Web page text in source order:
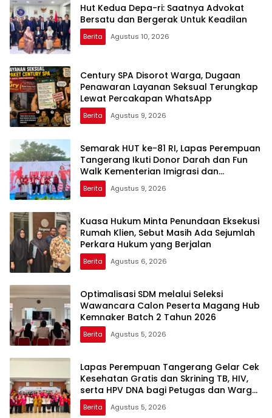
Hut Kedua Depa-ri: Saatnya Advokat
Bersatu dan Bergerak Untuk Keadilan
Berita Agustus 10, 2026
Century SPA Disorot Warga, Dugaan
Penawaran Layanan Seksual Terungkap
Lewat Percakapan WhatsApp
Berita Agustus 9, 2026
Semarak HUT ke-81 RI, Lapas Perempuan
Tangerang Ikuti Donor Darah dan Fun
Walk Kementerian Imigrasi dan
Pemasyarakatan
Berita Agustus 9, 2026
Kuasa Hukum Minta Penundaan Eksekusi
Rumah Klien, Sebut Masih Ada Sejumlah
Perkara Hukum yang Berjalan
Berita Agustus 6, 2026
Optimalisasi SDM melalui Seleksi
Wawancara Calon Peserta Magang Hub
Kemnaker Batch 2 Tahun 2026
Berita Agustus 5, 2026
Lapas Perempuan Tangerang Gelar Cek
Kesehatan Gratis dan Skrining TB, HIV,
serta HPV DNA bagi Petugas dan Warga
Binaan
Berita Agustus 5, 2026